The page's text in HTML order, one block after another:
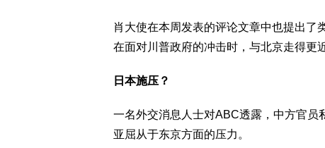
肖大使在本周发表的评论文章中也提出了
在面对川普政府的冲击时，与北京走得更
日本施压？
一名外交消息人士对ABC透露，中方官员
亚屈从于东京方面的压力。